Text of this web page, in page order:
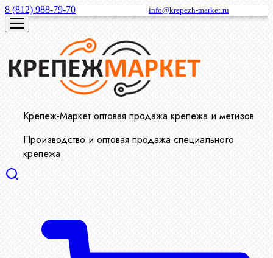
8 (812) 988-79-70 info@krepezh-market.ru
Крепеж-Маркет оптовая продажа крепежа и метизов
Производство и оптовая продажа специального
крепежа